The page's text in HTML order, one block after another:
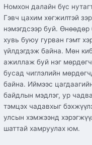
Номхон далайн бүс
Гэвч цахим хөгжилтэй
нэмэгдсээр буй. Өнөөдөр
хувь буюу гурван гэмт
үйлдэгдэж байна. Мөн
ажиллаж буй нэг
бусад чиглэлийн
байна. Иймээс
байдлын мэдлэг, ур
тэмцэх чадавхыг
улсын хэмжээнд
шаттай хамруулах юм.